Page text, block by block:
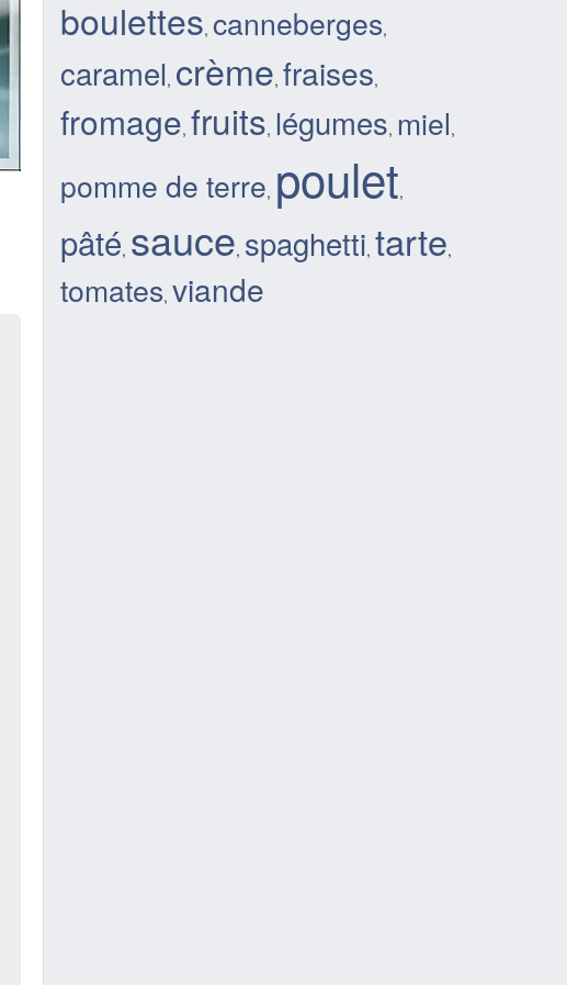
boulettes, canneberges,
caramel, crème, fraises,
fromage, fruits, légumes, miel,
pomme de terre, poulet,
pâté, sauce, spaghetti, tarte,
tomates, viande